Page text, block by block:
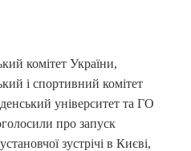
комітет України,
і спортивний комітет
університет та ГО
про запуск
зустрічі в Києві,